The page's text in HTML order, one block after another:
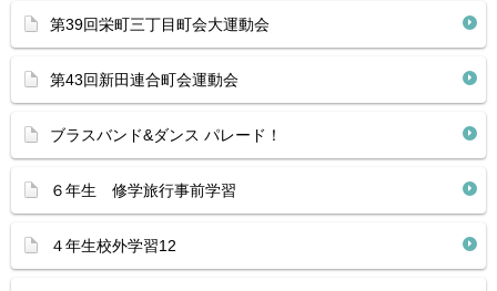
第39回栄町三丁目町会大運動会
第43回新田連合町会運動会
ブラスバンド&ダンス パレード！
６年生 修学旅行事前学習
４年生校外学習12